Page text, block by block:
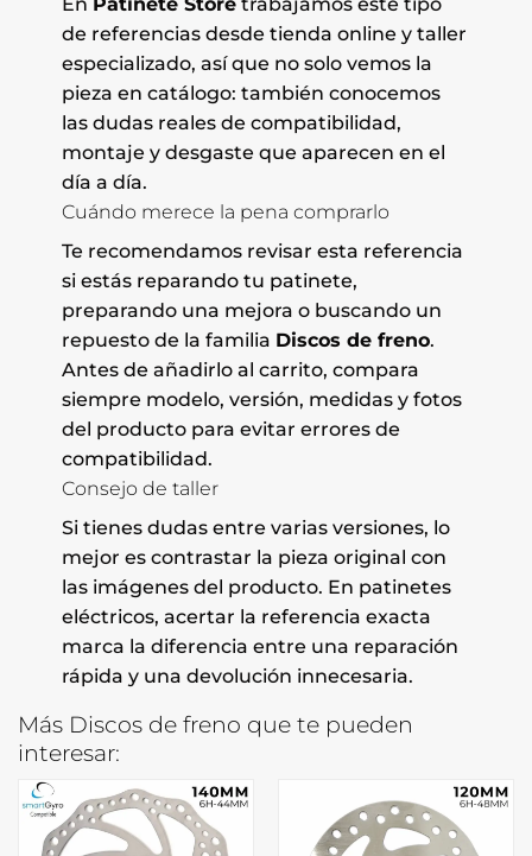
de referencias desde tienda online y taller
especializado, así que no solo vemos la
pieza en catálogo: también conocemos
las dudas reales de compatibilidad,
montaje y desgaste que aparecen en el
día a día.
Cuándo merece la pena comprarlo
Te recomendamos revisar esta referencia
si estás reparando tu patinete,
preparando una mejora o buscando un
repuesto de la familia Discos de freno.
Antes de añadirlo al carrito, compara
siempre modelo, versión, medidas y fotos
del producto para evitar errores de
compatibilidad.
Consejo de taller
Si tienes dudas entre varias versiones, lo
mejor es contrastar la pieza original con
las imágenes del producto. En patinetes
eléctricos, acertar la referencia exacta
marca la diferencia entre una reparación
rápida y una devolución innecesaria.
Más Discos de freno que te pueden
interesar: